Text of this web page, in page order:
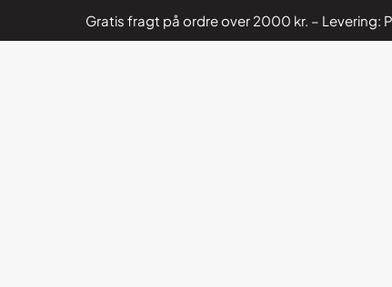
Gratis fragt på ordre over 2000 kr. – Levering: